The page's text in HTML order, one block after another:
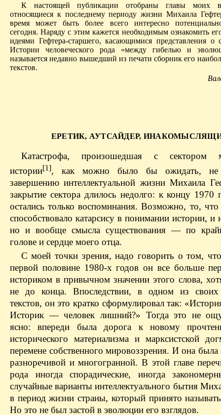
К настоящей публикации отобраны главы моих
относящиеся к последнему периоду жизни Михаила
время может быть более всего интересно
сегодня. Наряду с этим кажется необходимым ознакомить
идеями Гефтера-старшего, касающимися представления о
Истории человеческого рода «между гибелью и
называется недавно вышедший из печати сборник его
текстов.
ЕРЕТИК, АУТСАЙДЕР,
Катастрофа, произошедшая с сектором
истории[1], как можно было бы ожидать, не
завершению интеллектуальной жизни Михаила
закрытие сектора длилось недолго: к концу 1970
остались только воспоминания. Возможно, то,
способствовало катарсису в понимании истории, и
но и вообще смысла существования — по
голове и сердце моего отца.
С моей точки зрения, надо говорить о том,
первой половине 1980-х годов он все больше
историком в привычном значении этого слова,
не до конца. Впоследствии, в одном из
текстов, он это кратко сформулировал так:
Историк — человек лишний?» Тогда это не
ясно: впереди была дорога к новому
исторического материализма и марксистской
перемене собственного мировоззрения. И она была
разноречивой и многогранной. В этой главе
рода иногда спорадические, иногда
случайные варианты интеллектуального бытия
в период жизни страны, который принято
Но это не был застой в эволюции его взглядов.